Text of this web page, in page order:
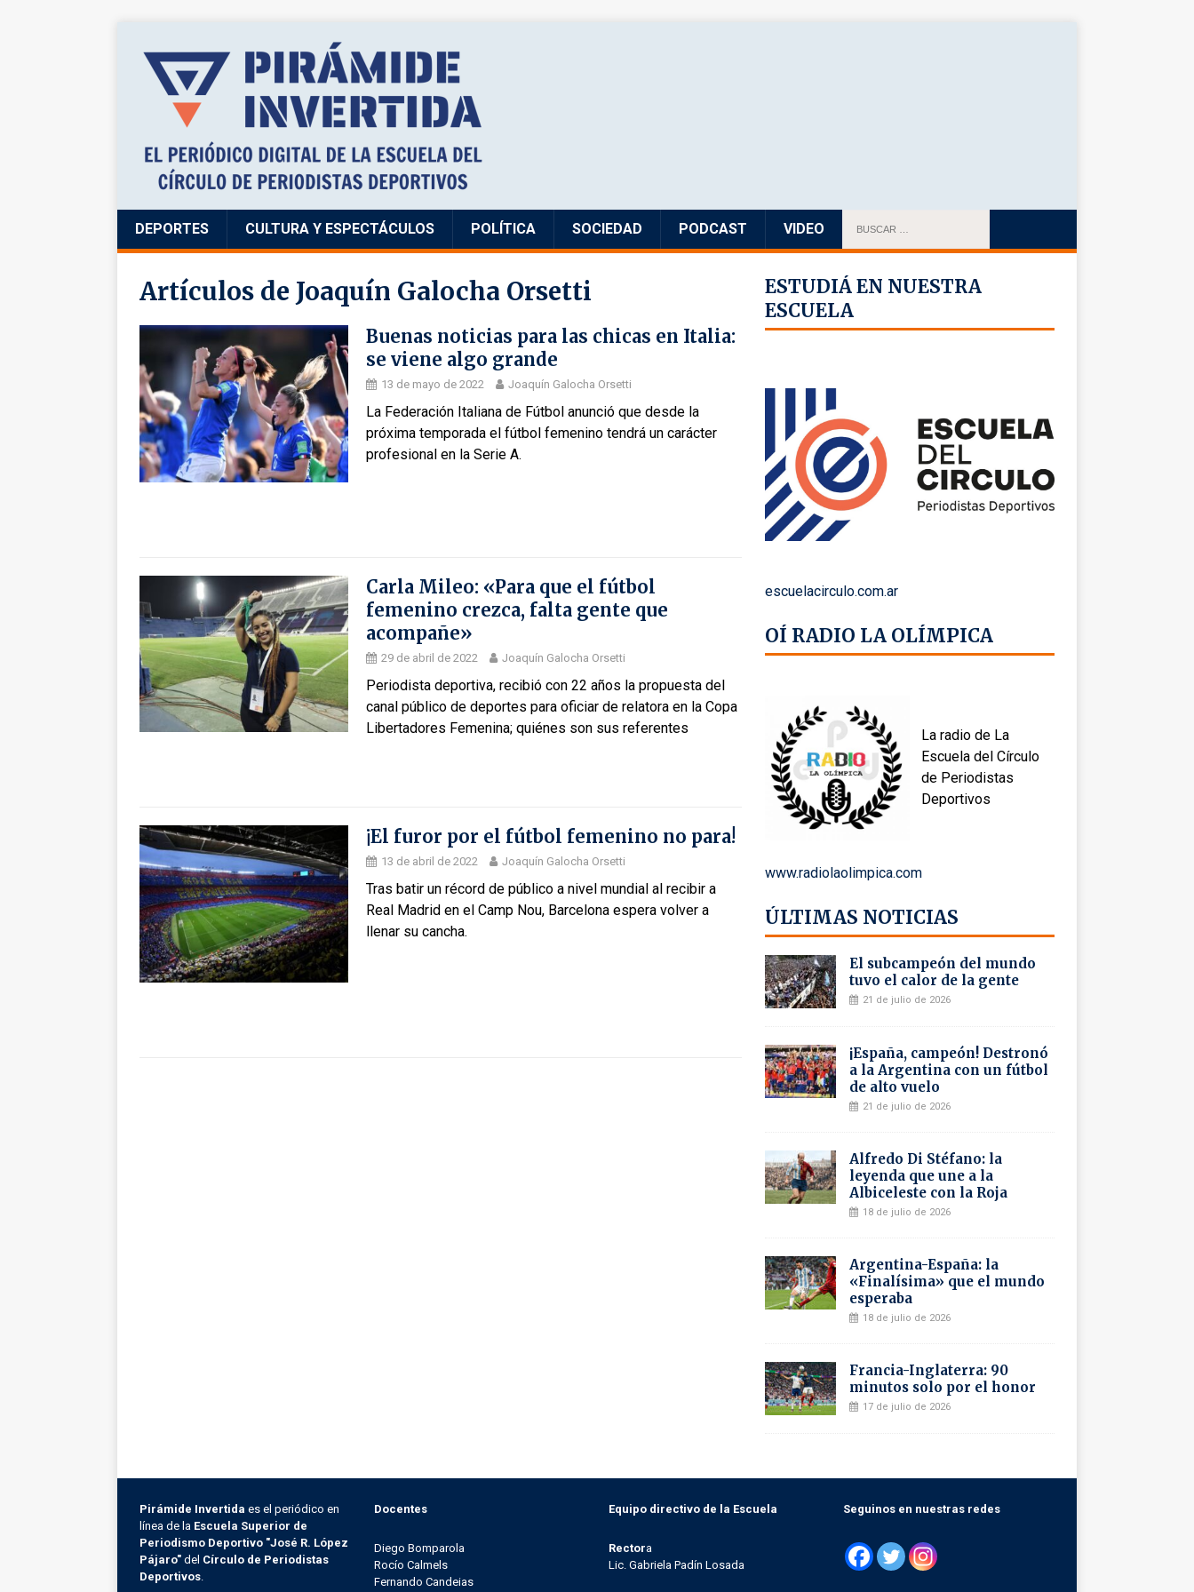
DEPORTES CULTURA Y ESPECTÁCULOS POLÍTICA SOCIEDAD PODCAST VIDEO
Artículos de Joaquín Galocha Orsetti
Buenas noticias para las chicas en Italia:
se viene algo grande
13 de mayo de 2022 Joaquín Galocha Orsetti
La Federación Italiana de Fútbol anunció que desde la
próxima temporada el fútbol femenino tendrá un carácter
profesional en la Serie A.
Carla Mileo: «Para que el fútbol
femenino crezca, falta gente que
acompañe»
29 de abril de 2022 Joaquín Galocha Orsetti
Periodista deportiva, recibió con 22 años la propuesta del
canal público de deportes para oficiar de relatora en la Copa
Libertadores Femenina; quiénes son sus referentes
¡El furor por el fútbol femenino no para!
13 de abril de 2022 Joaquín Galocha Orsetti
Tras batir un récord de público a nivel mundial al recibir a
Real Madrid en el Camp Nou, Barcelona espera volver a
llenar su cancha.
ESTUDIÁ EN NUESTRA
ESCUELA
escuelacirculo.com.ar
OÍ RADIO LA OLÍMPICA
La radio de La
Escuela del Círculo
de Periodistas
Deportivos
www.radiolaolimpica.com
ÚLTIMAS NOTICIAS
El subcampeón del mundo
tuvo el calor de la gente
21 de julio de 2026
¡España, campeón! Destronó
a la Argentina con un fútbol
de alto vuelo
21 de julio de 2026
Alfredo Di Stéfano: la
leyenda que une a la
Albiceleste con la Roja
18 de julio de 2026
Argentina-España: la
«Finalísima» que el mundo
esperaba
18 de julio de 2026
Francia-Inglaterra: 90
minutos solo por el honor
17 de julio de 2026
Pirámide Invertida es el periódico en
línea de la Escuela Superior de
Periodismo Deportivo "José R. López
Pájaro" del Círculo de Periodistas
Deportivos
Docentes
Diego Bomparola
Rocío Calmels
Fernando Candeias
Equipo directivo de la Escuela
Rectora
Lic. Gabriela Padín Losada
Seguinos en nuestras redes